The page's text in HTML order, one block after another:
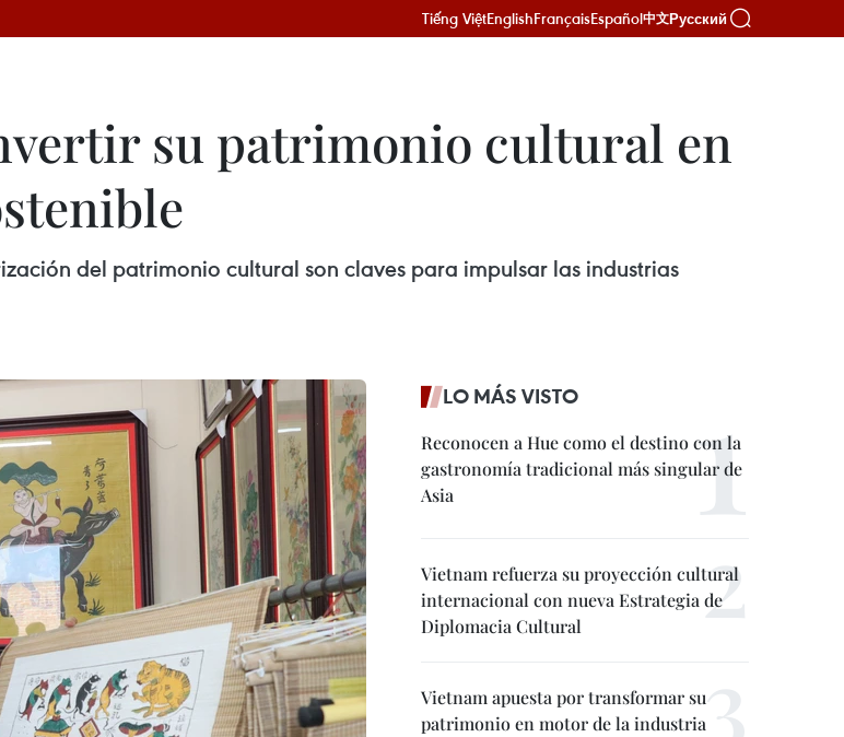
Tiếng ViệtEnglishFrançaisEspañol中文Русский
su patrimonio cultural en
del patrimonio cultural son claves para impulsar las industrias
LO MÁS VISTO
Reconocen a Hue como el destino con la
gastronomía tradicional más singular de
Asia
Vietnam refuerza su proyección cultural
internacional con nueva Estrategia de
Diplomacia Cultural
Vietnam apuesta por transformar su
patrimonio en motor de la industria